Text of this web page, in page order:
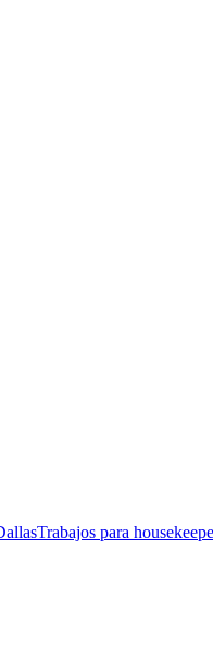
Trabajos para